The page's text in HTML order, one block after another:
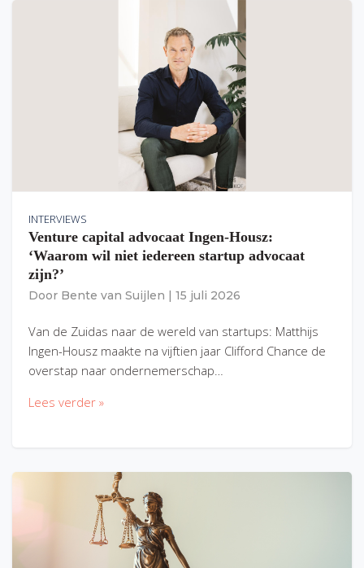
INTERVIEWS
Venture capital advocaat Ingen-Housz:
‘Waarom wil niet iedereen startup advocaat
zijn?’
Door Bente van Suijlen 15 juli 2026
Van de Zuidas naar de wereld van startups: Matthijs
Ingen-Housz maakte na vijftien jaar Clifford Chance de
overstap naar ondernemerschap…
Lees verder »